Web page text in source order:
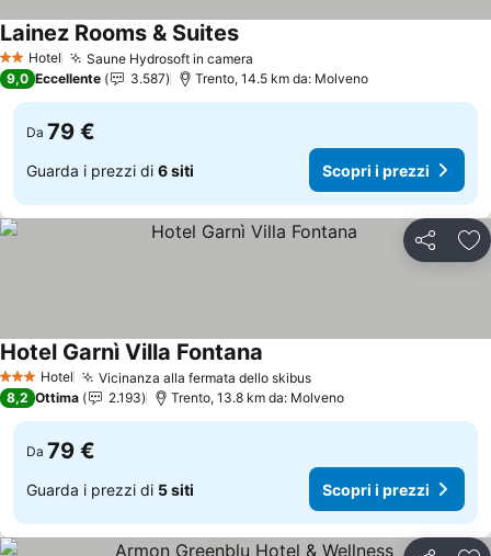
2 StelleHotel Saune Hydrosoft in camera
Lainez Rooms & SuitesScopri i prezzi
9,0 Eccellente 3.587 Trento, 14.5 km da: Molveno
Da 79 €
Guarda i prezzi di 6 siti Scopri i prezzi
Condividi
3 StelleHotel Vicinanza alla fermata dello skibusScopri i prezzi
Hotel Garnì Villa Fontana
8,2 Ottima 2.193 Trento, 13.8 km da: Molveno
Da 79 €
Guarda i prezzi di 5 siti Scopri i prezzi